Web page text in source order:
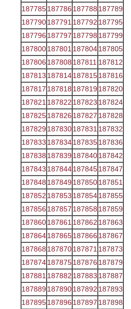
187785187786 187788 187789
187790187791 187792 187795
187796 187797 187798 187799
187800187801 187804187805
187806 187808 187811 187812
187813 187814187815187816
187817 187818 187819187820
187821 187822 187823 187824
187825187826 187827 187828
187829187830187831 187832
187833 187834187835187836
187838 187839187840187842
187843 187844187845187847
187848 187849187850187851
187852 187853 187854187855
187856 187857 187858 187859
187860187861 187862 187863
187864187865187866 187867
187868 187870187871 187873
187874187875187876 187879
187881 187882 187883 187887
187889187890187892 187893
187895187896 187897 187898